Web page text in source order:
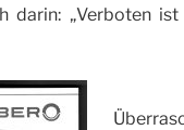
darin: „Verboten